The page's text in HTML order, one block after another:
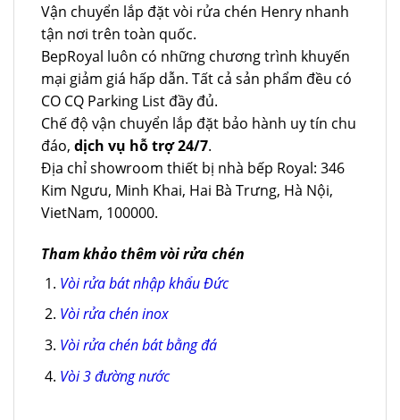
Vận chuyển lắp đặt vòi rửa chén Henry nhanh
tận nơi trên toàn quốc.
BepRoyal luôn có những chương trình khuyến
mại giảm giá hấp dẫn. Tất cả sản phẩm đều có
CO CQ Parking List đầy đủ.
Chế độ vận chuyển lắp đặt bảo hành uy tín chu
đáo, dịch vụ hỗ trợ 24/7.
Địa chỉ showroom thiết bị nhà bếp Royal: 346
Kim Ngưu, Minh Khai, Hai Bà Trưng, Hà Nội,
VietNam, 100000.
Tham khảo thêm vòi rửa chén
Vòi rửa bát nhập khẩu Đức
Vòi rửa chén inox
Vòi rửa chén bát bằng đá
Vòi 3 đường nước